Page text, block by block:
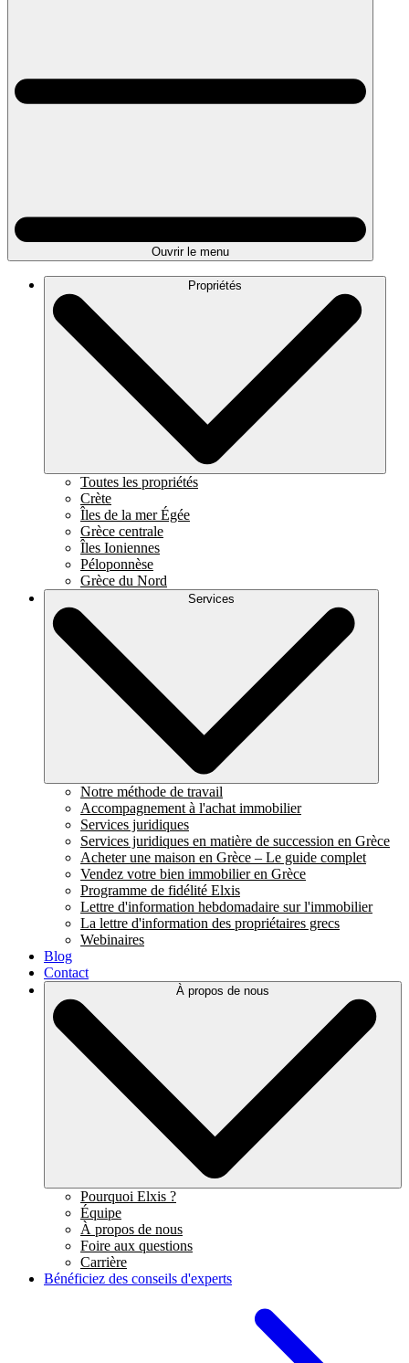
Ouvrir le menu
Propriétés
Toutes les propriétés
Crète
Îles de la mer Égée
Grèce centrale
Îles Ioniennes
Péloponnèse
Grèce du Nord
Services
Notre méthode de travail
Accompagnement à l'achat immobilier
Services juridiques
Services juridiques en matière de succession en Grèce
Acheter une maison en Grèce – Le guide complet
Vendez votre bien immobilier en Grèce
Programme de fidélité Elxis
Lettre d'information hebdomadaire sur l'immobilier
La lettre d'information des propriétaires grecs
Webinaires
Blog
Contact
À propos de nous
Pourquoi Elxis ?
Équipe
À propos de nous
Foire aux questions
Carrière
Bénéficiez des conseils d'experts